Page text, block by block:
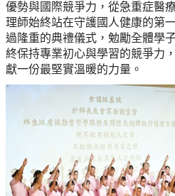
優勢與國際競爭力，從急重症醫
理師始終站在守護國人健康的第
過隆重的典禮儀式，勉勵全體學
終保持專業初心與學習的競爭力
獻一份最堅實溫暖的力量。